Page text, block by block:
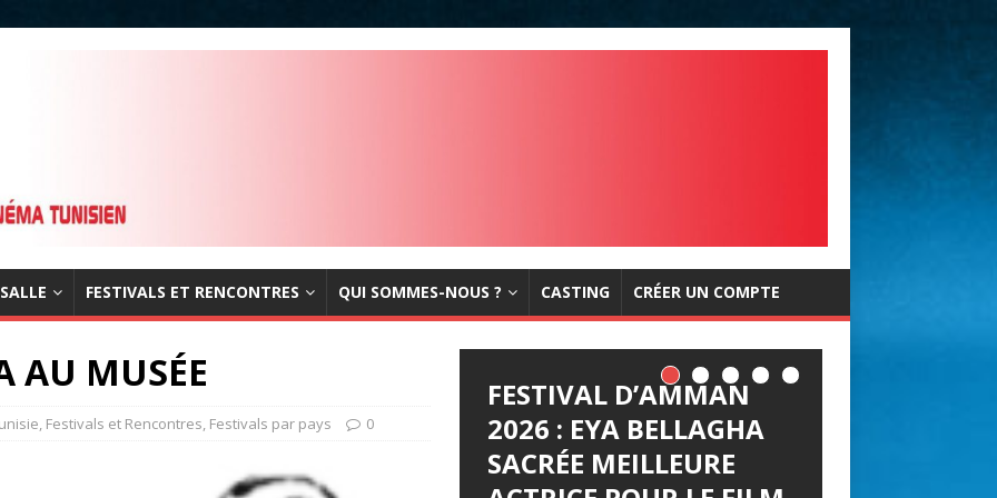
FESTIVALS ET RENCONTRES QUI SOMMES-NOUS ? CASTING CRÉER UN COMPTE
AU MUSÉE
, Festivals et Rencontres, Festivals par pays 0
FESTIVAL D’AMMAN
2026 : EYA BELLAGHA
SACRÉE MEILLEURE